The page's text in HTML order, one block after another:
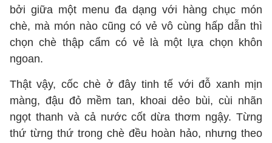
bởi giữa một menu đa dạng với hàng chục món
chè, mà món nào cũng có vẻ vô cùng hấp dẫn thì
chọn chè thập cẩm có vẻ là một lựa chọn khôn
ngoan.
Thật vậy, cốc chè ở đây tinh tế với đỗ xanh mịn
màng, đậu đỏ mềm tan, khoai dẻo bùi, cùi nhãn
ngọt thanh và cả nước cốt dừa thơm ngậy. Từng
thứ từng thứ trong chè đều hoàn hảo, nhưng theo